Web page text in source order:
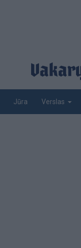
Jūra Verslas